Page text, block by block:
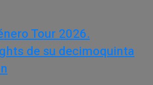
Tour 2026.
de su decimoquinta